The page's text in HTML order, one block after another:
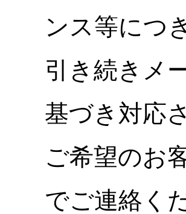
ンス等につ
引き続きメ
基づき対応
ご希望のお
でご連絡く